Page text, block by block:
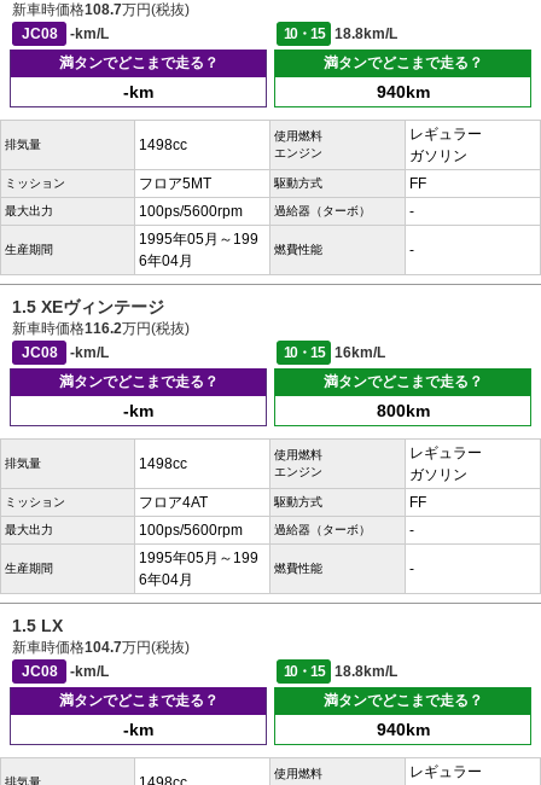
新車時価格108.7万円(税抜)
JC08
-km/L 10・15
18.8km/L
満タンでどこまで走る？
-km
満タンでどこまで走る？
940km
排気量 1498cc
使用燃料
エンジン
レギュラー
ガソリン
ミッション フロア5MT 駆動方式 FF
最大出力 100ps/5600rpm 過給器（ターボ） -
生産期間
1995年05月～199
6年04月
燃費性能 -
1.5 XEヴィンテージ
新車時価格116.2万円(税抜)
JC08
-km/L 10・15
16km/L
満タンでどこまで走る？
-km
満タンでどこまで走る？
800km
排気量 1498cc
使用燃料
エンジン
レギュラー
ガソリン
ミッション フロア4AT 駆動方式 FF
最大出力 100ps/5600rpm 過給器（ターボ） -
生産期間
1995年05月～199
6年04月
燃費性能 -
1.5 LX
新車時価格104.7万円(税抜)
JC08
-km/L 10・15
18.8km/L
満タンでどこまで走る？
-km
満タンでどこまで走る？
940km
排気量
使用燃料
レギュラー